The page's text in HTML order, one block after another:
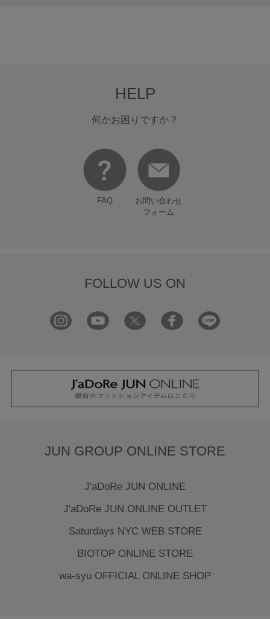
HELP
何かお困りですか？
FAQ
お問い合わせ
フォーム
FOLLOW US ON
JUN GROUP ONLINE STORE
J'aDoRe JUN ONLINE
J'aDoRe JUN ONLINE OUTLET
Saturdays NYC WEB STORE
BIOTOP ONLINE STORE
wa-syu OFFICIAL ONLINE SHOP